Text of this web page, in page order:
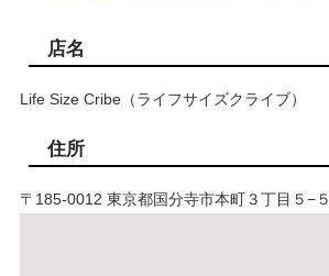
店名
Life Size Cribe（ライフサイズクライブ）
住所
〒185-0012 東京都国分寺市本町３丁目５−５